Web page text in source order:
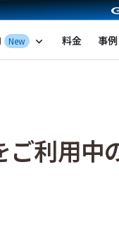
New expand_more 料金 事例
利用中